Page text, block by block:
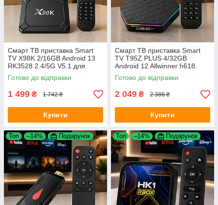
Смарт ТВ приставка Smart
TV X98K 2/16GB Android 13
RK3528 2.4/5G V5.1 для
телевізора
Готово до відправки
1 499 ₴ 1 742 ₴
Купити
Смарт ТВ приставка Smart
TV T95Z PLUS 4/32GB
Android 12 Allwinner h618.
Mali-G31 MP2 2.4G для
телевізора
Готово до відправки
2 049 ₴ 2 386 ₴
Купити
Топ –14% Подарунок Топ –14% Подарунок